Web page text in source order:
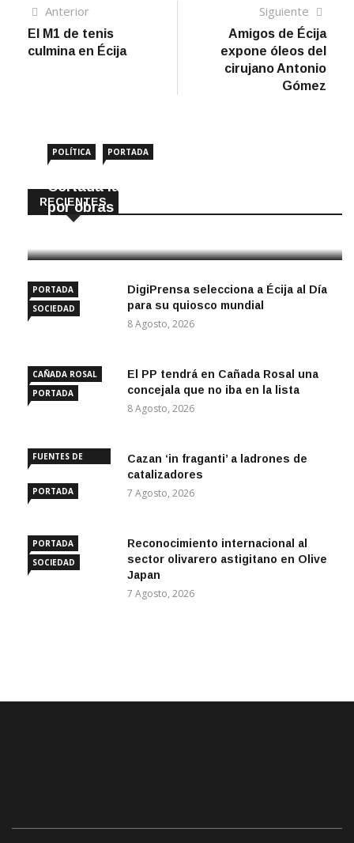
Navegación
de
AnteriorArtículo
anterior
El M1 de tenis
culmina en Écija
Siguiente
Amigos de Écija
expone óleos del
cirujano Antonio
Gómez
RECIENTES
POLÍTICA PORTADA
Cortada la SE-9105 hacia La Montiela
por obras hasta final de año
PORTADA
SOCIEDAD
DigiPrensa selecciona a Écija al Día
para su quiosco mundial
8 Agosto, 2026
CAÑADA ROSAL
PORTADA
El PP tendrá en Cañada Rosal una
concejala que no iba en la lista
8 Agosto, 2026
FUENTES DE
PORTADA
Cazan ‘in fraganti’ a ladrones de
catalizadores
7 Agosto, 2026
PORTADA
SOCIEDAD
Reconocimiento internacional al
sector olivarero astigitano en Olive
Japan
7 Agosto, 2026